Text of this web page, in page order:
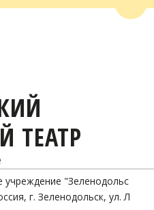
ТЕАТР
"Зеленодольс
, г. Зеленодольск, ул. Л